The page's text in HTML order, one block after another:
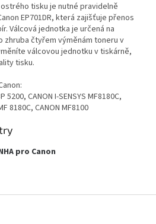
tisku je nutné pravidelně
EP701DR, která zajišťuje přenos
Válcová jednotka je určená na
zhruba čtyřem výměnám toneru v
válcovou jednotku v tiskárně,
tisku.
5200, CANON I-SENSYS MF8180C,
8180C, CANON MF8100
pro Canon